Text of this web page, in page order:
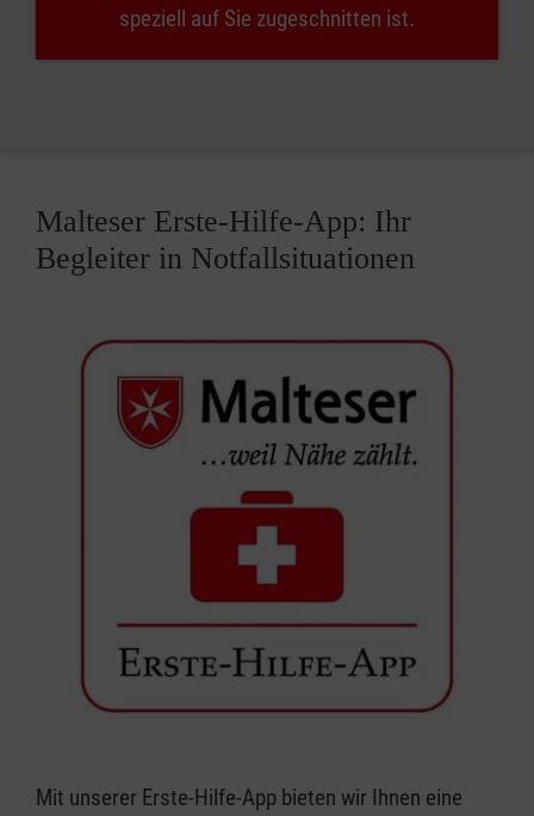
speziell auf Sie zugeschnitten ist.
Malteser Erste-Hilfe-App: Ihr
Begleiter in Notfallsituationen
Mit unserer Erste-Hilfe-App bieten wir Ihnen eine